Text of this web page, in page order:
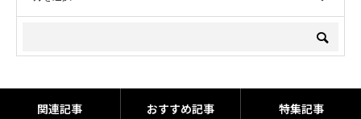
関連記事 おすすめ記事 特集記事